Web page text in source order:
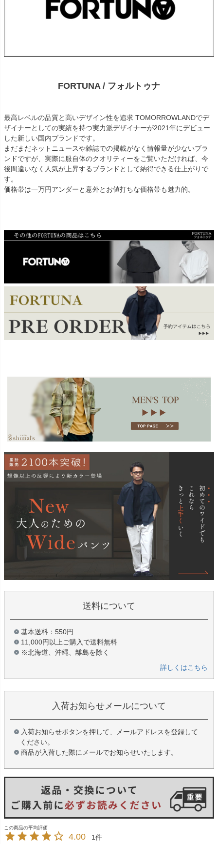
FORTUNA / フォルトゥナ
最高レベルの品質と高いデザイン性を追求 TOMORROWLANDでデ
ザイナーとしての実績を持つ実力派デザイナーが2021年にデビュー
した新しい国内ブランドです。
まだまだネットニュースや雑誌での掲載がなく情報量が少ないブラ
ンドですが、実際に服自体のクオリティーをご覧いただければ、今
後間違いなく人気が上昇するブランドとして納得できる仕上がりで
す。
価格帯は一万円アンダーと意外とお値打ちな価格帯も魅力的。
送料について
基本送料：550円
11,000円以上ご購入で送料無料
※北海道、沖縄、離島を除く
詳しくはこちら
入荷お知らせメールについて
入荷お知らせボタンを押して、メールアドレスを登録して
ください。
商品が入荷した際にメールでお知らせいたします。
4.00 1